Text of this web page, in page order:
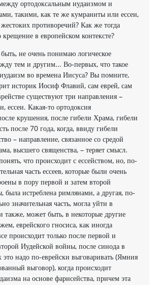
ортодоксальным иудаизмом и
такими, как те же кумраниты или ессеи,
противоречий? Как же тогда
в европейском контексте?
не очень понимаю логическое
тем и другим... Во-первых, что такое
во времена Иисуса? Вы помните,
историк Иосиф Флавий, сам еврей, сам
существуют три направления –
ессеи. Какая-то ортодоксия
крушения, после гибели Храма, гибели
после 70 года, когда, ввиду гибели
– направление, связанное со средой
высшего священства, – теряет смысл.
что происходит с ессейством, но, по-
часть ессеев, которые были очень
в пору первой и затем второй
была истреблена римлянами, а другая, по-
значительная часть, могла уйти в
также, может быть, в некоторые другие
еврейского гносиса, как иногда
происходит только после первой и
Иудейской войны, после синода в
надо по-еврейски выговаривать (Ямния
выговор), когда происходит
на основе фарисейства, причем эта